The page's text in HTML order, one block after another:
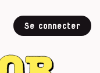
Se connecter